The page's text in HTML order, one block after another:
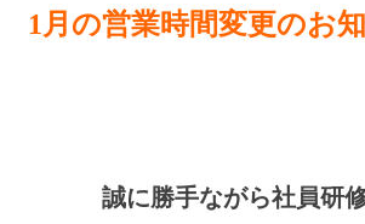
1月の営業時間変更のお
誠に勝手ながら社員研